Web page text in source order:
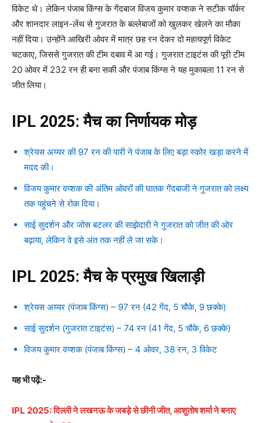
विकेट थे। लेकिन पंजाब किंग्स के गेंदबाज विजय कुमार वय्शक ने सटीक यॉर्कर
और शानदार लाइन-लेंथ से गुजरात के बल्लेबाजों को खुलकर खेलने का मौका
नहीं दिया। उन्होंने आखिरी ओवर में मात्र छह रन देकर दो महत्वपूर्ण विकेट
चटकाए, जिससे गुजरात की टीम दबाव में आ गई। गुजरात टाइटंस की पूरी टीम
20 ओवर में 232 रन ही बना सकी और पंजाब किंग्स ने यह मुकाबला 11 रन से
जीत लिया।
IPL 2025: मैच का निर्णायक मोड़
श्रेयस अय्यर की 97 रन की पारी ने पंजाब के लिए बड़ा स्कोर खड़ा करने में
मदद की।
विजय कुमार वय्शक की अंतिम ओवरों की घातक गेंदबाजी ने गुजरात को लक्ष्य
तक पहुंचने से रोक दिया।
साई सुदर्शन और जोस बटलर की साझेदारी ने गुजरात को जीत की ओर
बढ़ाया, लेकिन वे इसे अंत तक नहीं ले जा सके।
IPL 2025: मैच के प्रमुख खिलाड़ी
श्रेयस अय्यर (पंजाब किंग्स) – 97 रन (42 गेंद, 5 चौके, 9 छक्के)
साई सुदर्शन (गुजरात टाइटंस) – 74 रन (41 गेंद, 5 चौके, 6 छक्के)
विजय कुमार वय्शक (पंजाब किंग्स) – 4 ओवर, 38 रन, 3 विकेट
यह भी पढ़ें:-
IPL 2025: दिल्ली ने लखनऊ के जबड़े से छीनी जीत, आशुतोष शर्मा ने बनाए